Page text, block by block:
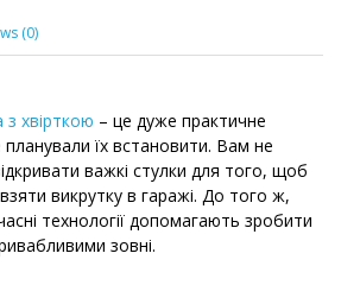
(0)
хвірткою – це дуже практичне
їх встановити. Вам не
важкі стулки для того, щоб
викрутку в гаражі. До того ж,
технології допомагають зробити
зовні.